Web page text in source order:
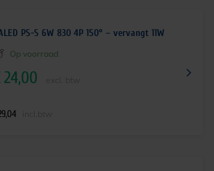
PS-S 6W 830 4P 150° – vervangt 11W
Op voorraad
24,00